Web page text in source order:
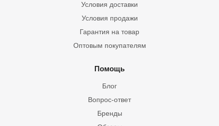
Условия доставки
Условия продажи
Гарантия на товар
Оптовым покупателям
Помощь
Блог
Вопрос-ответ
Бренды